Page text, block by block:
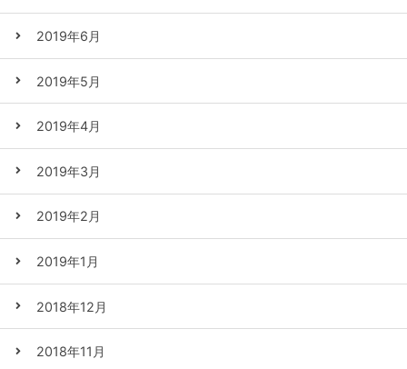
2019年6月
2019年5月
2019年4月
2019年3月
2019年2月
2019年1月
2018年12月
2018年11月